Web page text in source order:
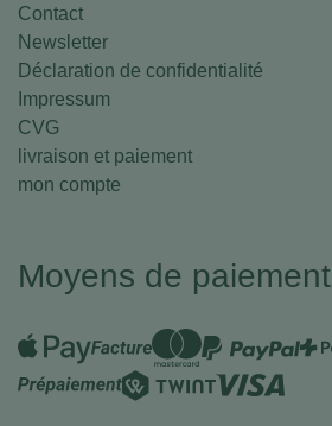
Contact
Newsletter
Déclaration de confidentialité
Impressum
CVG
livraison et paiement
mon compte
Moyens de paiement